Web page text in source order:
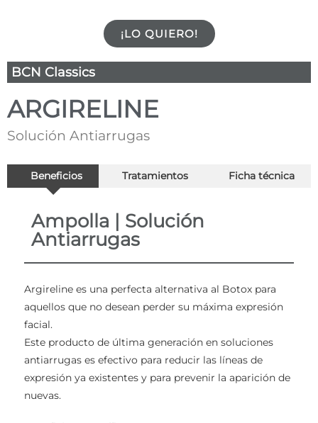
¡LO QUIERO!
BCN Classics
ARGIRELINE
Solución Antiarrugas
Beneficios Tratamientos Ficha técnica
Ampolla | Solución
Antiarrugas
Argireline es una perfecta alternativa al Botox para
aquellos que no desean perder su máxima expresión
facial.
Este producto de última generación en soluciones
antiarrugas es efectivo para reducir las líneas de
expresión ya existentes y para prevenir la aparición de
nuevas.